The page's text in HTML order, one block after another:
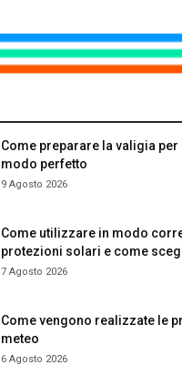
Come preparare la valigia per
modo perfetto
9 Agosto 2026
Come utilizzare in modo
protezioni solari e come
7 Agosto 2026
Come vengono realizzate le
meteo
6 Agosto 2026